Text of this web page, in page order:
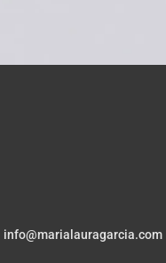
info@marialauragarcia.com